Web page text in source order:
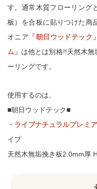
す。 通常木質フローリング
板）を合板に貼りつけた商
オニア 「朝日ウッドテッ
ム」 は他とは別格!!天然木
ーリングです。
使用するのは、
■朝日ウッドテック■
・ ライブナチュラルプレミ
イプ
天然木無垢挽き板2.0mm厚